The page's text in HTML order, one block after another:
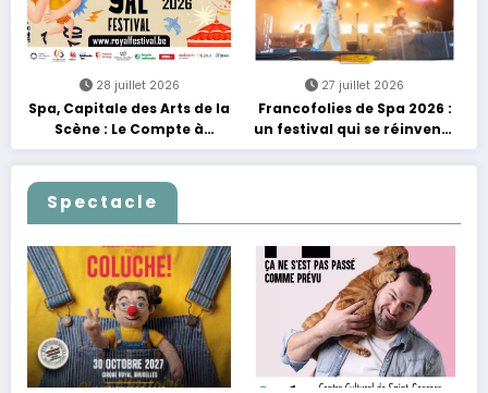
28 juillet 2026
Spa, Capitale des Arts de la
Scène : Le Compte à
Rebours est Lancé !
27 juillet 2026
Francofolies de Spa 2026 :
un festival qui se réinvente
entre nouveautés et
grands moments de scène
Spectacle